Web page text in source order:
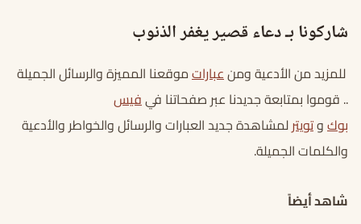
شاركونا بـ دعاء قصير يغفر الذنوب
للمزيد من الأدعية ومنعباراتموقعنا المميزة والرسائل الجميلة
.. قوموا بمتابعة جديدنا عبر صفحاتنا فيفيس
بوكوتويترلمشاهدة جديد العبارات والرسائل والخواطر والأدعية
والكلمات الجميلة.
شاهد أيضاً